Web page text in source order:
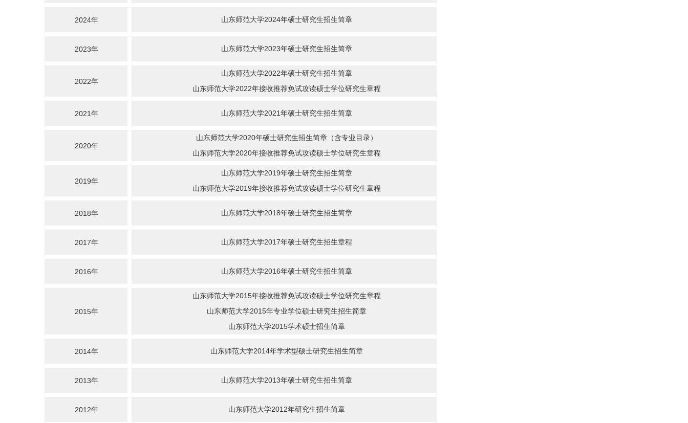
2024年 山东师范大学2024年硕士研究生招生简章
2023年 山东师范大学2023年硕士研究生招生简章
2022年
山东师范大学2022年硕士研究生招生简章
山东师范大学2022年接收推荐免试攻读硕士学位研究生章程
2021年 山东师范大学2021年硕士研究生招生简章
2020年
山东师范大学2020年硕士研究生招生简章（含专业目录）
山东师范大学2020年接收推荐免试攻读硕士学位研究生章程
2019年
山东师范大学2019年硕士研究生招生简章
山东师范大学2019年接收推荐免试攻读硕士学位研究生章程
2018年 山东师范大学2018年硕士研究生招生简章
2017年 山东师范大学2017年硕士研究生招生章程
2016年 山东师范大学2016年硕士研究生招生简章
2015年
山东师范大学2015年接收推荐免试攻读硕士学位研究生章程
山东师范大学2015年专业学位硕士研究生招生简章
山东师范大学2015学术硕士招生简章
2014年 山东师范大学2014年学术型硕士研究生招生简章
2013年 山东师范大学2013年硕士研究生招生简章
2012年 山东师范大学2012年研究生招生简章